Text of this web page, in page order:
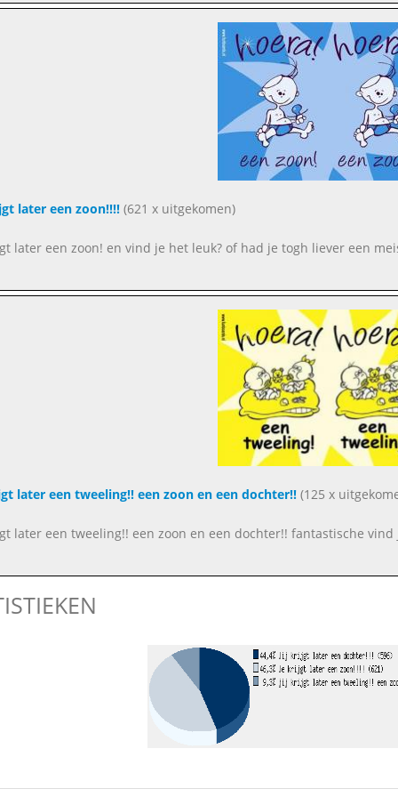
later een zoon!!!!(621 x uitgekomen)
later een zoon! en vind je het leuk? of had je togh liever een
later een tweeling!! een zoon en een dochter!!(125 x
later een tweeling!! een zoon en een dochter!! fantastische vind